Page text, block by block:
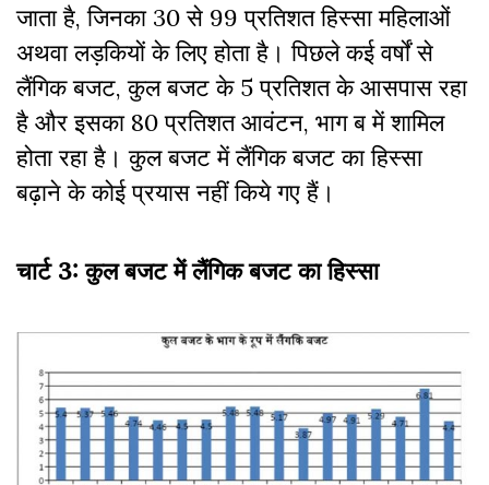
जाता है, जिनका 30 से 99 प्रतिशत हिस्सा महिलाओं
अथवा लड़कियों के लिए होता है। पिछले कई वर्षों से
लैंगिक बजट, कुल बजट के 5 प्रतिशत के आसपास रहा
है और इसका 80 प्रतिशत आवंटन, भाग ब में शामिल
होता रहा है। कुल बजट में लैंगिक बजट का हिस्सा
बढ़ाने के कोई प्रयास नहीं किये गए हैं।
चार्ट 3: कुल बजट में लैंगिक बजट का हिस्सा